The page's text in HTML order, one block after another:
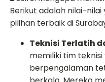
Berikut adalah nilai-
pilihan terbaik di
Teknisi Terlatih
memiliki tim
berpengalaman